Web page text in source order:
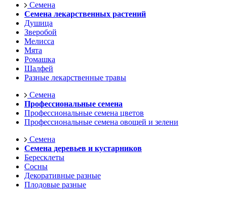
Семена
Семена лекарственных растений
Душица
Зверобой
Мелисса
Мята
Ромашка
Шалфей
Разные лекарственные травы
Семена
Профессиональные семена
Профессиональные семена цветов
Профессиональные семена овощей и зелени
Семена
Семена деревьев и кустарников
Бересклеты
Сосны
Декоративные разные
Плодовые разные